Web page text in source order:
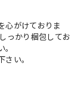
心がけておりま
っかり梱包してお
い。